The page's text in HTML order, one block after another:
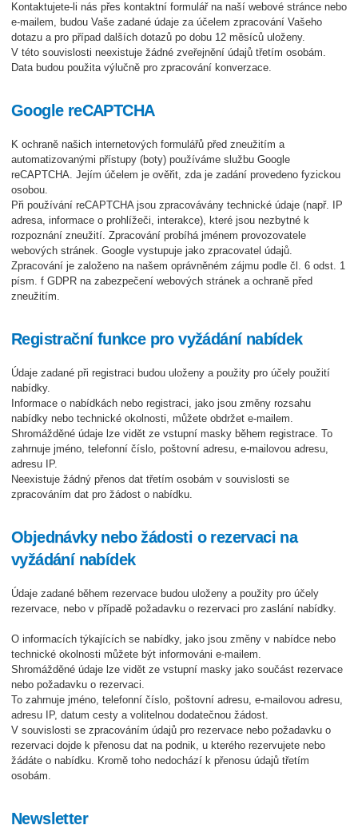
Kontaktujete-li nás přes kontaktní formulář na naší webové stránce nebo
e-mailem, budou Vaše zadané údaje za účelem zpracování Vašeho
dotazu a pro případ dalších dotazů po dobu 12 měsíců uloženy.
V této souvislosti neexistuje žádné zveřejnění údajů třetím osobám.
Data budou použita výlučně pro zpracování konverzace.
Google reCAPTCHA
K ochraně našich internetových formulářů před zneužitím a
automatizovanými přístupy (boty) používáme službu Google
reCAPTCHA. Jejím účelem je ověřit, zda je zadání provedeno fyzickou
osobou.
Při používání reCAPTCHA jsou zpracovávány technické údaje (např. IP
adresa, informace o prohlížeči, interakce), které jsou nezbytné k
rozpoznání zneužití. Zpracování probíhá jménem provozovatele
webových stránek. Google vystupuje jako zpracovatel údajů.
Zpracování je založeno na našem oprávněném zájmu podle čl. 6 odst. 1
písm. f GDPR na zabezpečení webových stránek a ochraně před
zneužitím.
Registrační funkce pro vyžádání nabídek
Údaje zadané při registraci budou uloženy a použity pro účely použití
nabídky.
Informace o nabídkách nebo registraci, jako jsou změny rozsahu
nabídky nebo technické okolnosti, můžete obdržet e-mailem.
Shromážděné údaje lze vidět ze vstupní masky během registrace. To
zahrnuje jméno, telefonní číslo, poštovní adresu, e-mailovou adresu,
adresu IP.
Neexistuje žádný přenos dat třetím osobám v souvislosti se
zpracováním dat pro žádost o nabídku.
Objednávky nebo žádosti o rezervaci na
vyžádání nabídek
Údaje zadané během rezervace budou uloženy a použity pro účely
rezervace, nebo v případě požadavku o rezervaci pro zaslání nabídky.
O informacích týkajících se nabídky, jako jsou změny v nabídce nebo
technické okolnosti můžete být informováni e-mailem.
Shromážděné údaje lze vidět ze vstupní masky jako součást rezervace
nebo požadavku o rezervaci.
To zahrnuje jméno, telefonní číslo, poštovní adresu, e-mailovou adresu,
adresu IP, datum cesty a volitelnou dodatečnou žádost.
V souvislosti se zpracováním údajů pro rezervace nebo požadavku o
rezervaci dojde k přenosu dat na podnik, u kterého rezervujete nebo
žádáte o nabídku. Kromě toho nedochází k přenosu údajů třetím
osobám.
Newsletter